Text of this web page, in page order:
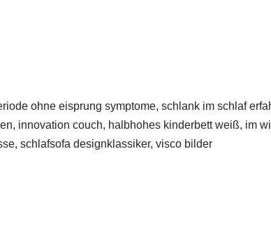
ohne eisprung symptome, schlank im schlaf
innovation couch, halbhohes kinderbett weiß, im
schlafsofa designklassiker, visco bilder